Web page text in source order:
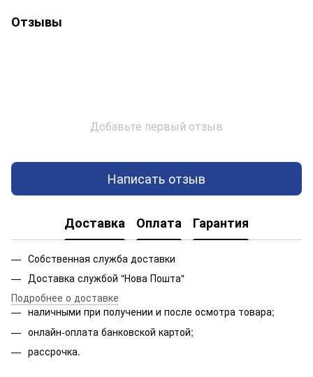
Отзывы
Добавьте первый отзыв
Написать отзыв
Доставка Оплата Гарантия
Собственная служба доставки
Доставка службой "Нова Пошта"
Подробнее о доставке
наличными при получении и после осмотра товара;
онлайн-оплата банковской картой;
рассрочка.